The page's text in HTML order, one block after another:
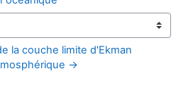
la couche limite d'Ekman
→